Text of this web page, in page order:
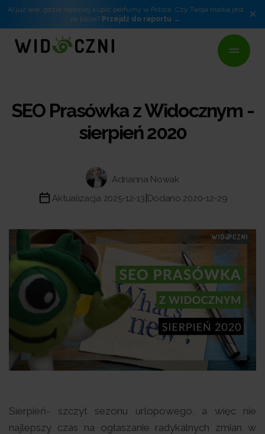
AI już wie, gdzie najlepiej kupić perfumy w Polsce. Czy Twoja marka jest
na liście? Przejdź do raportu ×
SEO Prasówka z Widocznym -
sierpień 2020
Adrianna Nowak
Aktualizacja 2025-12-13 Dodano 2020-12-29
Sierpień- szczyt sezonu urlopowego, a więc nie
najlepszy czas na ogłaszanie radykalnych zmian w